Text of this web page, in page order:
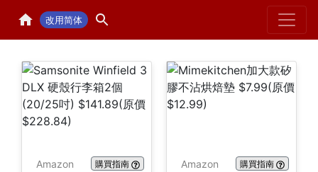
改用简体 Home
Amazon 購買指南 Amazon 購買指南